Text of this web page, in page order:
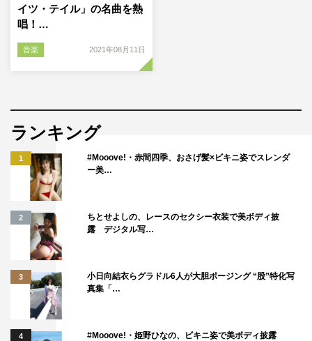
イツ・テイル」の名曲を熱
唱！…
音楽 2021年08月11日
ランキング
1
#Mooove!・赤間四季、おさげ髪×ビキニ姿でスレンダ
ー美…
2
ちとせよしの、レースのセクシー衣装で美ボディ披
露 デジタル写…
3
小日向結衣らグラドル6人が大胆ポージング “股”特化写
真集「…
4
#Mooove!・姫野ひなの、ビキニ姿で美ボディ披露